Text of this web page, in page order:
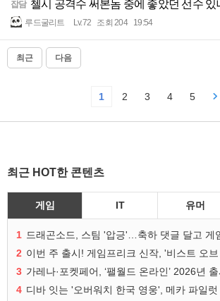
잡담 첼시 공격수 써본놈 중에 좋았던 선수 있
루드굴리트 Lv.72 조회 204 19:54
최근 다음
1 2 3 4 5
최근 HOT한 콘텐츠
게임 IT 유머
1 드래곤소드, 스팀 '압긍'…축하 댓글 달고 게
2 이번 주 출시! 게임프리크 신작, '비스트 오
3 가레나·포켓페어, ‘팰월드 온라인’ 2026년
4 디바 잇는 '오버워치 한국 영웅', 메카 파일